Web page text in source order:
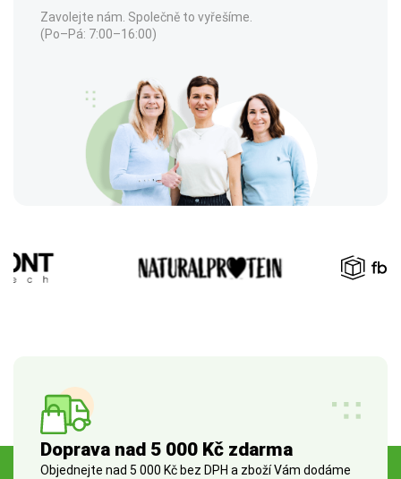
Zavolejte nám. Společně to vyřešíme.
(Po–Pá: 7:00–16:00)
Doprava nad 5 000 Kč zdarma
Objednejte nad 5 000 Kč bez DPH a zboží Vám dodáme